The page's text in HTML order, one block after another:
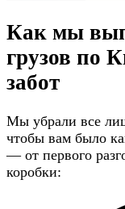
Как мы
грузов по
забот
Мы убрали все
чтобы вам было
— от первого
коробки: